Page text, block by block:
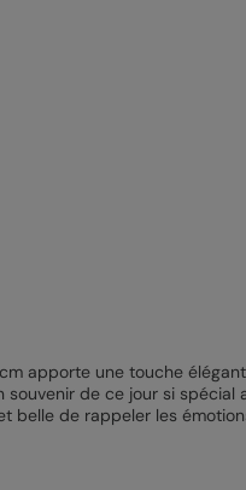
apporte une touche
de ce jour si spécial
de rappeler les